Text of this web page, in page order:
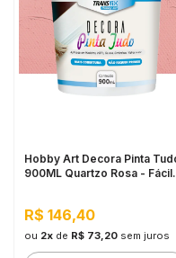
Hobby Art Decora Pinta
900ML Quartzo Rosa - Fácil
R$ 146,40
ou 2xde R$ 73,20 sem juros